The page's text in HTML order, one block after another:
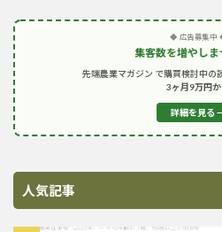
◆ 広告募集中
集客数を増やしま
先端農業マガジン で購買検討中の
3ヶ月9万円か
詳細を見る
人気記事